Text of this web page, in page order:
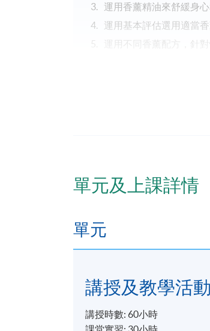
運用香薰精油來舒緩身
運用基本評估選用適當
運用不同香薰配方，針
地點
單元及上課詳情
單元
講授及教學活動
講授時數: 60小時